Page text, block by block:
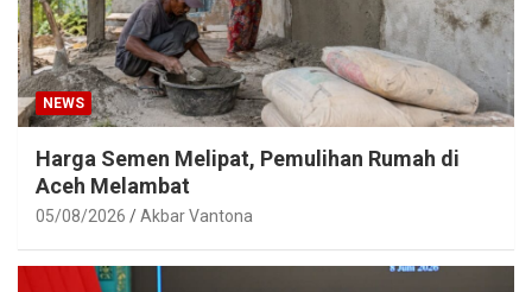
NEWS
Harga Semen Melipat, Pemulihan Rumah di
Aceh Melambat
05/08/2026 Akbar Vantona